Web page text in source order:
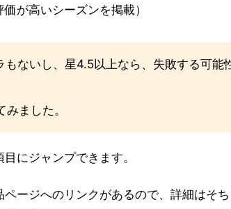
が高いシーズンを掲載）
ないし、星4.5以上なら、失敗する可能
みました。
にジャンプできます。
ージへのリンクがあるので、詳細はそ